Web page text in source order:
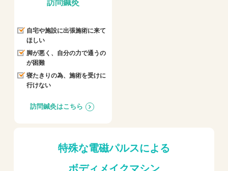
訪問鍼灸
自宅や施設に出張施術に来て
ほしい
脚が悪く、自分の力で通うの
が困難
寝たきりの為、施術を受けに
行けない
訪問鍼灸はこちら
特殊な電磁パルスによる
ボディメイクマシン